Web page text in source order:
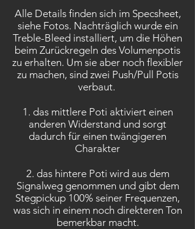
Alle Details finden sich im Specsheet,
siehe Fotos. Nachträglich wurde ein
Treble-Bleed installiert, um die Höhen
beim Zurückregeln des Volumenpotis
zu erhalten. Um sie aber noch flexibler
zu machen, sind zwei Push/Pull Potis
verbaut.
1. das mittlere Poti aktiviert einen
anderen Widerstand und sorgt
dadurch für einen twängigeren
Charakter
2. das hintere Poti wird aus dem
Signalweg genommen und gibt dem
Stegpickup 100% seiner Frequenzen,
was sich in einem noch direkteren Ton
bemerkbar macht.